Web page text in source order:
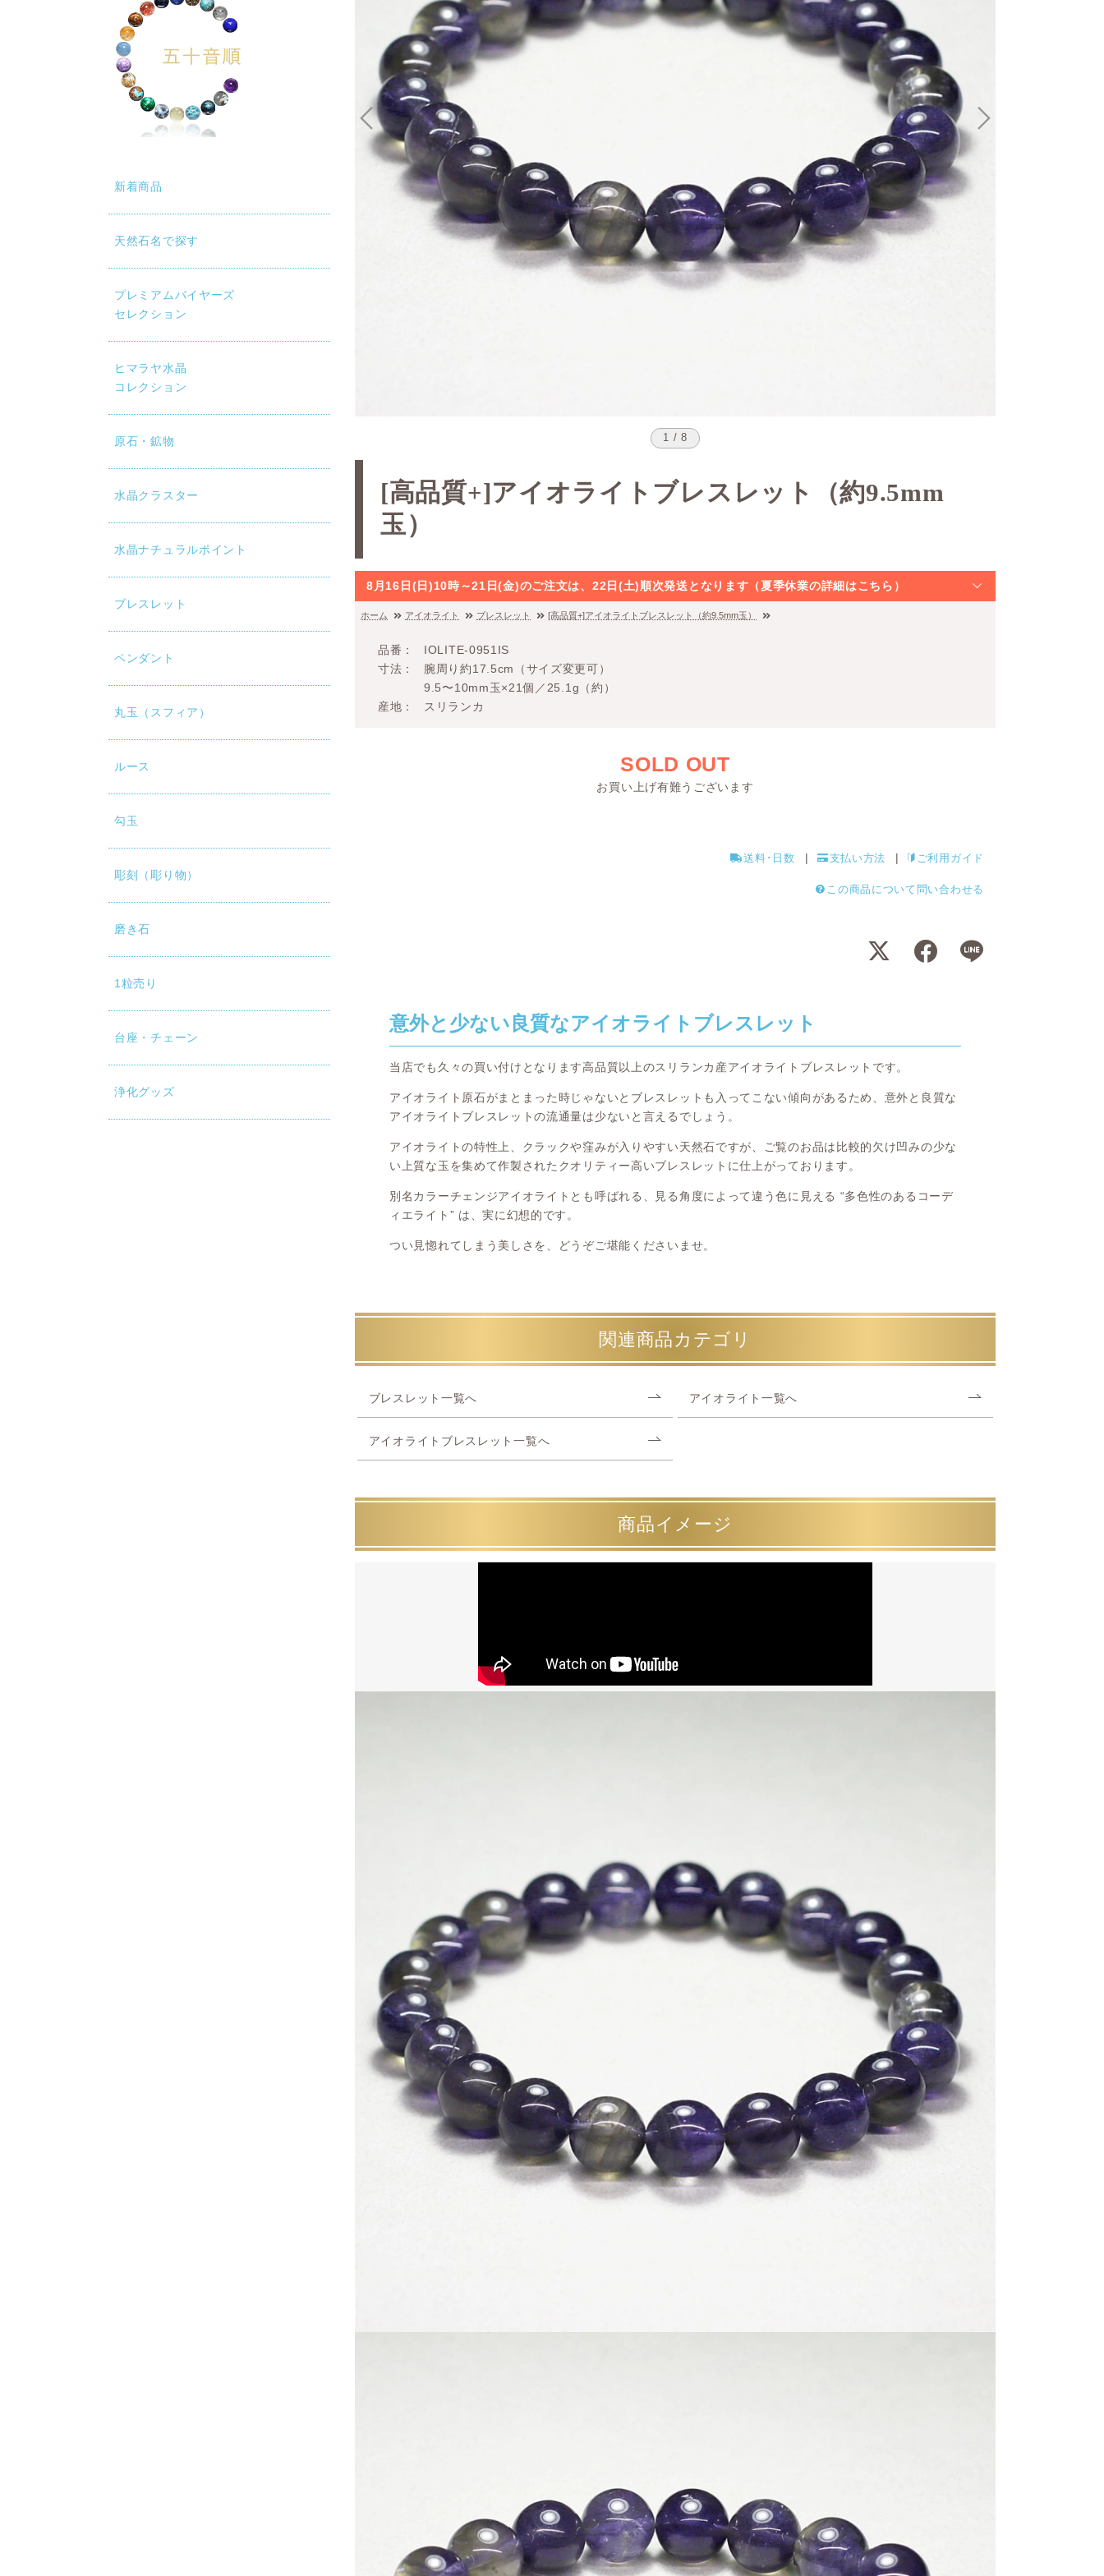
新着商品
天然石名で探す
プレミアムバイヤーズ
セレクション
ヒマラヤ水晶
コレクション
原石・鉱物
水晶クラスター
水晶ナチュラルポイント
ブレスレット
ペンダント
丸玉（スフィア）
ルース
勾玉
彫刻（彫り物）
磨き石
1粒売り
台座・チェーン
浄化グッズ
生時に画質が低い場合は、設定（⚙）から「1080p HD」
1 / 8
[高品質+]アイオライトブレスレット（約9.5mm
玉）
8月16日(日)10時～21日(金)のご注文は、22日(土)順次発送となります（夏季休業の詳細はこちら）
ホーム アイオライト ブレスレット [高品質+]アイオライトブレスレット（約9.5mm玉）
品番
IOLITE-0951IS
寸法
腕周り約17.5cm（サイズ変更可）
9.5〜10mm玉×21個／25.1g（約）
産地
スリランカ
SOLD OUT
お買い上げ有難うございます
送料･日数 支払い方法 ご利用ガイド
この商品について問い合わせる
意外と少ない良質なアイオライトブレスレット
当店でも久々の買い付けとなります高品質以上のスリランカ産アイオライトブレスレットです。
アイオライト原石がまとまった時じゃないとブレスレットも入ってこない傾向があるため、意外と良質な
アイオライトブレスレットの流通量は少ないと言えるでしょう。
アイオライトの特性上、クラックや窪みが入りやすい天然石ですが、ご覧のお品は比較的欠け凹みの少な
い上質な玉を集めて作製されたクオリティー高いブレスレットに仕上がっております。
別名カラーチェンジアイオライトとも呼ばれる、見る角度によって違う色に見える “多色性のあるコーデ
ィエライト” は、実に幻想的です。
つい見惚れてしまう美しさを、どうぞご堪能くださいませ。
関連商品カテゴリ
ブレスレット一覧へ アイオライト一覧へ
アイオライトブレスレット一覧へ
商品イメージ